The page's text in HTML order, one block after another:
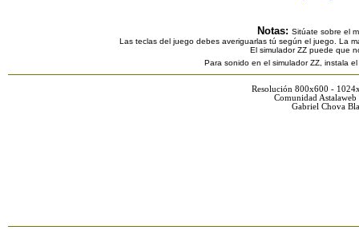
Notas: Sitúate sobre el
Las teclas del juego debes averiguarlas tú según el juego. La
El simulador ZZ puede que
Para sonido en el simulador ZZ, instala
Resolución 800x600 -
Comunidad
Gabriel Chova